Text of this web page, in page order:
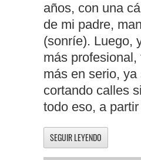
años, con una
de mi padre,
(sonríe). Luego,
más
más en serio, ya
cortando calles
todo eso, a
SEGUIR LEYENDO